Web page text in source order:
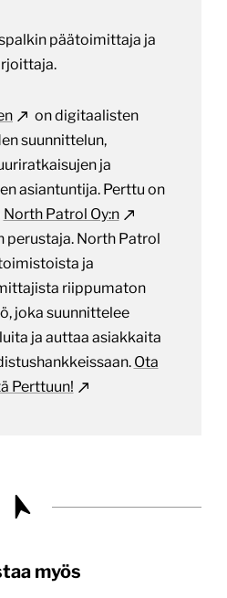
päätoimittaja ja
on digitaalisten
suunnittelun,
ja
asiantuntija. Perttu on
North Patrol Oy:n
perustaja. North Patrol
ja
riippumaton
joka suunnittelee
ja auttaa asiakkaita
Ota
Perttuun!
myös